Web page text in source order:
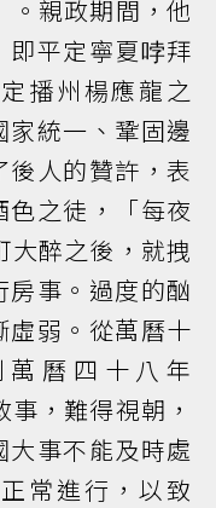
。親政期間，他
平定寧夏哱拜
播州楊應龍之
統一、鞏固邊
人的贊許，表
之徒，「每夜
大醉之後，就拽
事。過度的酗
弱。從萬曆十
曆四十八年
事，難得視朝，
事不能及時處
常進行，以致